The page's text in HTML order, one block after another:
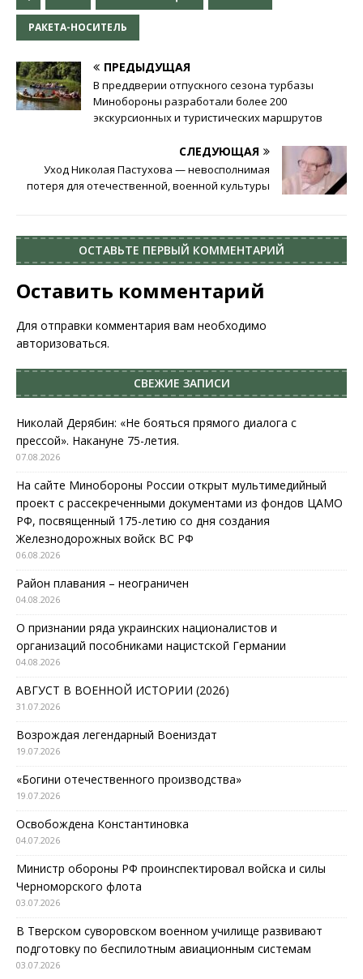
РАКЕТА-НОСИТЕЛЬ
ПРЕДЫДУЩАЯ
В преддверии отпускного сезона турбазы
Минобороны разработали более 200
экскурсионных и туристических маршрутов
СЛЕДУЮЩАЯ
Уход Николая Пастухова — невосполнимая
потеря для отечественной, военной культуры
ОСТАВЬТЕ ПЕРВЫЙ КОММЕНТАРИЙ
Оставить комментарий
Для отправки комментария вам необходимо
авторизоваться.
СВЕЖИЕ ЗАПИСИ
Николай Дерябин: «Не бояться прямого диалога с
прессой». Накануне 75-летия.
07.08.2026
На сайте Минобороны России открыт мультимедийный
проект с рассекреченными документами из фондов ЦАМО
РФ, посвященный 175-летию со дня создания
Железнодорожных войск ВС РФ
06.08.2026
Район плавания – неограничен
04.08.2026
О признании ряда украинских националистов и
организаций пособниками нацистской Германии
04.08.2026
АВГУСТ В ВОЕННОЙ ИСТОРИИ (2026)
31.07.2026
Возрождая легендарный Воениздат
19.07.2026
«Богини отечественного производства»
19.07.2026
Освобождена Константиновка
04.07.2026
Министр обороны РФ проинспектировал войска и силы
Черноморского флота
03.07.2026
В Тверском суворовском военном училище развивают
подготовку по беспилотным авиационным системам
03.07.2026